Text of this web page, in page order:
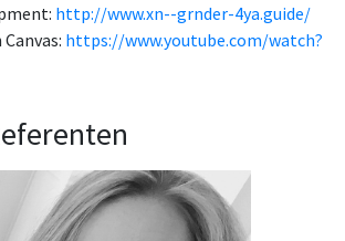
http://www.xn--grnder-4ya.guide/
https://www.youtube.com/watch?